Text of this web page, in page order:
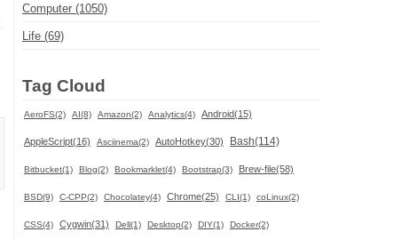
Computer (1050)
Life (69)
Tag Cloud
AeroFS(2) AI(8) Amazon(2) Analytics(4) Android(15)
AppleScript(16) Asciinema(2) AutoHotkey(30) Bash(114)
Bitbucket(1) Blog(2) Bookmarklet(4) Bootstrap(3) Brew-file(58)
BSD(9) C-CPP(2) Chocolatey(4) Chrome(25) CLI(1) coLinux(2)
CSS(4) Cygwin(31) Dell(1) Desktop(2) DIY(1) Docker(2)